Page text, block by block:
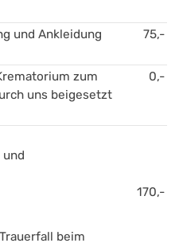
und Ankleidung
75,-
zum
uns beigesetzt
0,-
beim
170,-